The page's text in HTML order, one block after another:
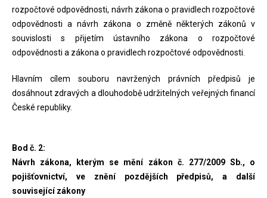
rozpočtové odpovědnosti, návrh zákona o pravidlech rozpočtové
odpovědnosti a návrh zákona o změně některých zákonů v
souvislosti s přijetím ústavního zákona o rozpočtové
odpovědnosti a zákona o pravidlech rozpočtové odpovědnosti.
Hlavním cílem souboru navržených právních předpisů je
dosáhnout zdravých a dlouhodobě udržitelných veřejných financí
České republiky.
Bod č. 2:
Návrh zákona, kterým se mění zákon č. 277/2009 Sb., o
pojišťovnictví, ve znění pozdějších předpisů, a další
související zákony